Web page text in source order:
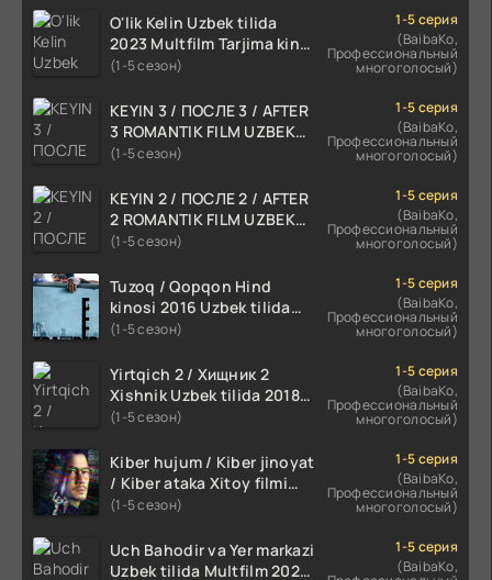
O'lik Kelin Uzbek tilida
2023 Multfilm Tarjima kino
skachat
(1-5 сезон)
1-5 серия
(BaibaKo,
Профессиональный
многоголосый)
KEYIN 3 / ПОСЛЕ 3 / AFTER
3 ROMANTIK FILM UZBEK
TILIDA 2021 TARJIMA FILM
(1-5 сезон)
1-5 серия
(BaibaKo,
Профессиональный
многоголосый)
KEYIN 2 / ПОСЛЕ 2 / AFTER
2 ROMANTIK FILM UZBEK
TILIDA 2020 TARJIMA FILM
(1-5 сезон)
1-5 серия
(BaibaKo,
Профессиональный
многоголосый)
Tuzoq / Qopqon Hind
kinosi 2016 Uzbek tilida
tarjima film HD
(1-5 сезон)
1-5 серия
(BaibaKo,
Профессиональный
многоголосый)
Yirtqich 2 / Хищник 2
Xishnik Uzbek tilida 2018-
2024 O'zbekcha tarjima
(1-5 сезон)
1-5 серия
(BaibaKo,
Профессиональный
многоголосый)
Kiber hujum / Kiber jinoyat
/ Kiber ataka Xitoy filmi
Uzbek tilida O'zbekcha
HD skachat
(1-5 сезон)
1-5 серия
(BaibaKo,
Профессиональный
многоголосый)
Uch Bahodir va Yer markazi
Uzbek tilida Multfilm 2025
1-5 серия
(BaibaKo,